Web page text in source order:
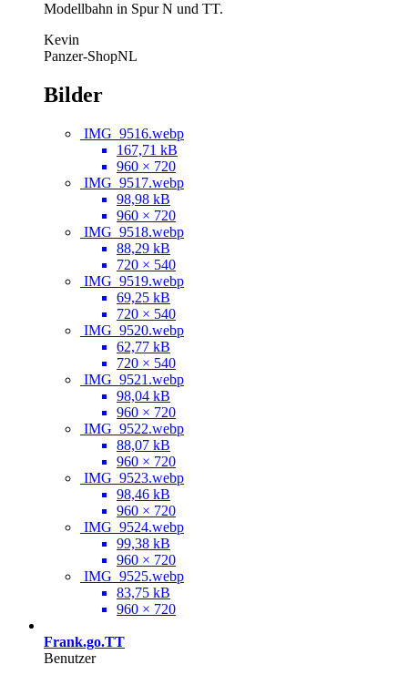
Modellbahn in Spur N und TT.
Kevin
Panzer-ShopNL
Bilder
IMG_9516.webp
167,71 kB
960 × 720
IMG_9517.webp
98,98 kB
960 × 720
IMG_9518.webp
88,29 kB
720 × 540
IMG_9519.webp
69,25 kB
720 × 540
IMG_9520.webp
62,77 kB
720 × 540
IMG_9521.webp
98,04 kB
960 × 720
IMG_9522.webp
88,07 kB
960 × 720
IMG_9523.webp
98,46 kB
960 × 720
IMG_9524.webp
99,38 kB
960 × 720
IMG_9525.webp
83,75 kB
960 × 720
Frank.go.TT
Benutzer